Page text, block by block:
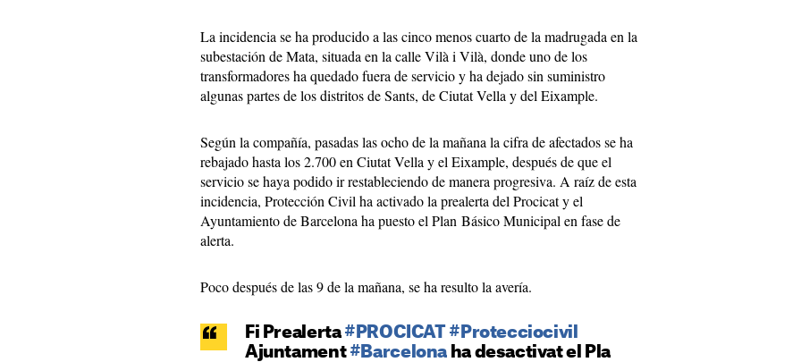
La incidencia se ha producido a las cinco menos cuarto de la madrugada en la
subestación de Mata, situada en la calle Vilà i Vilà, donde uno de los
transformadores ha quedado fuera de servicio y ha dejado sin suministro
algunas partes de los distritos de Sants, de Ciutat Vella y del Eixample.
Según la compañía, pasadas las ocho de la mañana la cifra de afectados se ha
rebajado hasta los 2.700 en Ciutat Vella y el Eixample, después de que el
servicio se haya podido ir restableciendo de manera progresiva. A raíz de esta
incidencia, Protección Civil ha activado la prealerta del Procicat y el
Ayuntamiento de Barcelona ha puesto el Plan Básico Municipal en fase de
alerta.
Poco después de las 9 de la mañana, se ha resulto la avería.
Fi Prealerta #PROCICAT #Protecciocivil
Ajuntament #Barcelona ha desactivat el Pla